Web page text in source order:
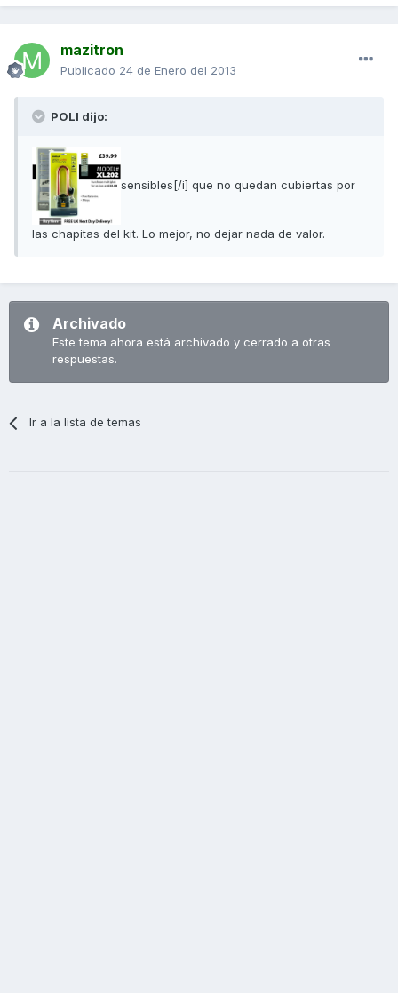
mazitron
Publicado 24 de Enero del 2013
POLI dijo:
sensibles[/i] que no quedan cubiertas por
las chapitas del kit. Lo mejor, no dejar nada de valor.
Archivado
Este tema ahora está archivado y cerrado a otras
respuestas.
Ir a la lista de temas